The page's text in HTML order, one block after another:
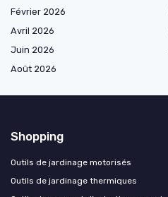
Février 2026
Avril 2026
Juin 2026
Août 2026
Shopping
Outils de jardinage motorisés
Outils de jardinage thermiques